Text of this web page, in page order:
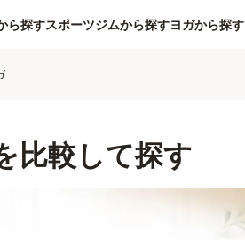
ら探すスポーツジムから探すヨガから探す
比較して探す